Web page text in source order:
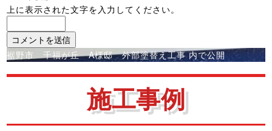
上に表示された文字を入力してください。
投
稿
ゲ
裾野市 千福が丘 A様邸 外部塗替え工事 内で公開
施工事例